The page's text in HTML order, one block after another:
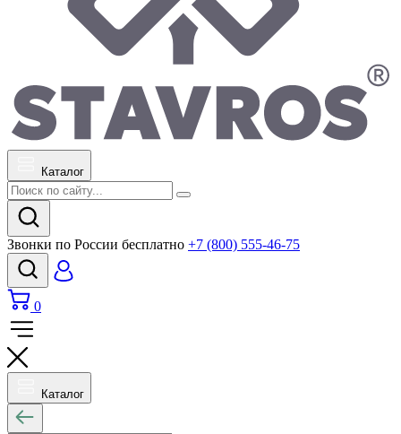
Каталог
Звонки по России бесплатно +7 (800) 555-46-75
0
Каталог